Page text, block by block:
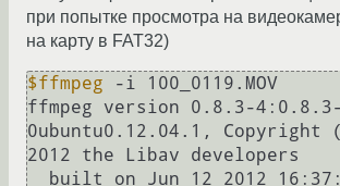
при попытке просмотра на
на карту в FAT32)
$ffmpeg -i 100_0119.MOV
ffmpeg version 0.8.3-4:0.8.3-
0ubuntu0.12.04.1, Copyright
2012 the Libav developers